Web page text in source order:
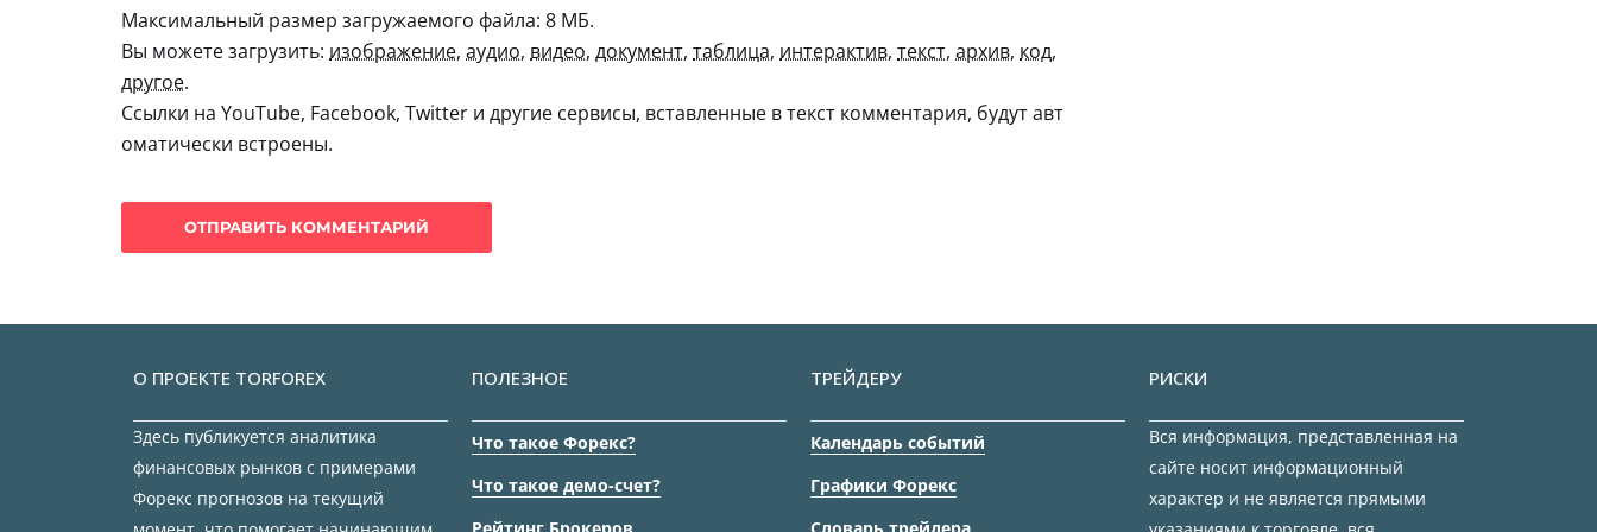
Максимальный размер загружаемого файла: 8 МБ.
Вы можете загрузить: изображение, аудио, видео, документ, таблица, интерактив, текст, архив, код,
другое.
Ссылки на YouTube, Facebook, Twitter и другие сервисы, вставленные в текст комментария, будут авт
оматически встроены.
О ПРОЕКТЕ TORFOREX
Здесь публикуется аналитика
финансовых рынков с примерами
Форекс прогнозов на текущий
ПОЛЕЗНОЕ
Что такое Форекс?
Что такое демо-счет?
ТРЕЙДЕРУ
Календарь событий
Графики Форекс
РИСКИ
Вся информация, представленная на
сайте носит информационный
характер и не является прямыми